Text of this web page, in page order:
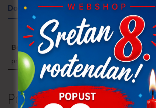
Dodatne informacije
Boja
prljavo roza, svijetlo ljubičasta, ljubičasta,
Povezani proizvodi